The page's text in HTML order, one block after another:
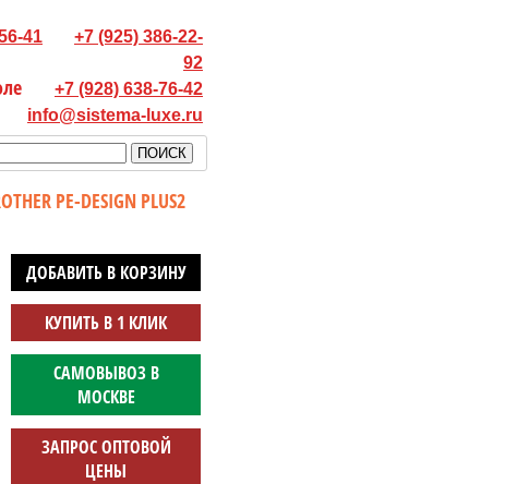
41
+7 (925) 386-22-
92
+7 (928) 638-76-42
info@sistema-luxe.ru
PE-DESIGN PLUS2
ДОБАВИТЬ В КОРЗИНУ
КУПИТЬ В 1 КЛИК
САМОВЫВОЗ В
МОСКВЕ
ЗАПРОС ОПТОВОЙ
ЦЕНЫ